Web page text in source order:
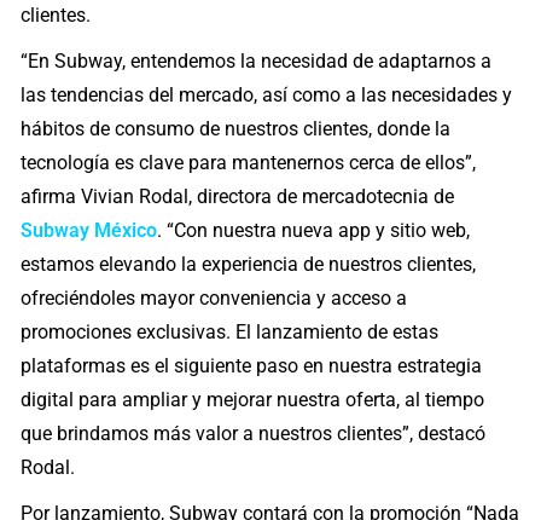
clientes.
“En Subway, entendemos la necesidad de adaptarnos a
las tendencias del mercado, así como a las necesidades y
hábitos de consumo de nuestros clientes, donde la
tecnología es clave para mantenernos cerca de ellos”,
afirma Vivian Rodal, directora de mercadotecnia de
Subway México. “Con nuestra nueva app y sitio web,
estamos elevando la experiencia de nuestros clientes,
ofreciéndoles mayor conveniencia y acceso a
promociones exclusivas. El lanzamiento de estas
plataformas es el siguiente paso en nuestra estrategia
digital para ampliar y mejorar nuestra oferta, al tiempo
que brindamos más valor a nuestros clientes”, destacó
Rodal.
Por lanzamiento, Subway contará con la promoción “Nada